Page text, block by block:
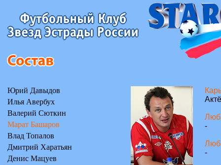
Юрий Давыдов
Илья Авербух
Валерий Сюткин
Марат Башаров
Влад Топалов
Дмитрий Харатьян
Денис Мацуев
-
-